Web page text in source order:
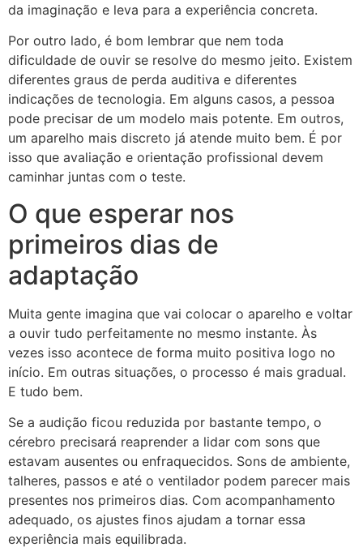
da imaginação e leva para a experiência concreta.
Por outro lado, é bom lembrar que nem toda
dificuldade de ouvir se resolve do mesmo jeito. Existem
diferentes graus de perda auditiva e diferentes
indicações de tecnologia. Em alguns casos, a pessoa
pode precisar de um modelo mais potente. Em outros,
um aparelho mais discreto já atende muito bem. É por
isso que avaliação e orientação profissional devem
caminhar juntas com o teste.
O que esperar nos
primeiros dias de
adaptação
Muita gente imagina que vai colocar o aparelho e voltar
a ouvir tudo perfeitamente no mesmo instante. Às
vezes isso acontece de forma muito positiva logo no
início. Em outras situações, o processo é mais gradual.
E tudo bem.
Se a audição ficou reduzida por bastante tempo, o
cérebro precisará reaprender a lidar com sons que
estavam ausentes ou enfraquecidos. Sons de ambiente,
talheres, passos e até o ventilador podem parecer mais
presentes nos primeiros dias. Com acompanhamento
adequado, os ajustes finos ajudam a tornar essa
experiência mais equilibrada.